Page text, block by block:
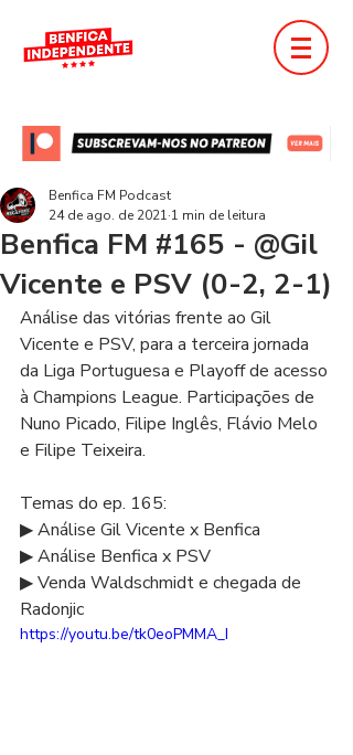
Benfica FM #165 - @Gil
Vicente e PSV (0-2, 2-1)
Benfica FM Podcast
24 de ago. de 2021 1 min de leitura
Análise das vitórias frente ao Gil
Vicente e PSV, para a terceira jornada
da Liga Portuguesa e Playoff de acesso
à Champions League. Participações de
Nuno Picado, Filipe Inglês, Flávio Melo
e Filipe Teixeira.
Temas do ep. 165:
▶ Análise Gil Vicente x Benfica
▶ Análise Benfica x PSV
▶ Venda Waldschmidt e chegada de
Radonjic
https://youtu.be/tk0eoPMMA_I